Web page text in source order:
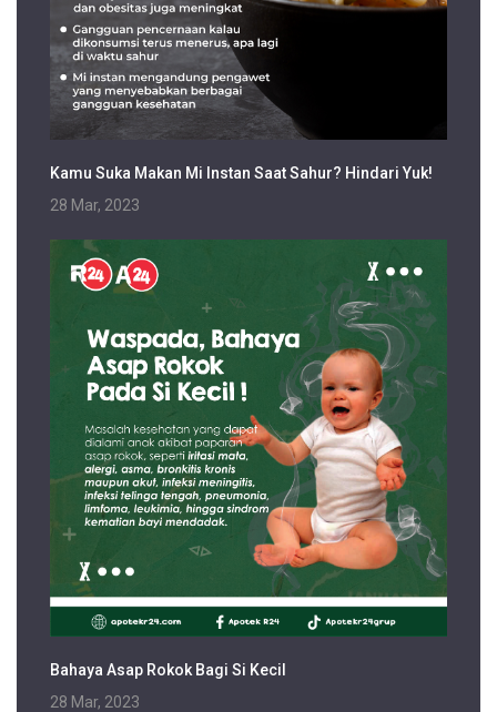
Kamu Suka Makan Mi Instan Saat Sahur? Hindari Yuk!
28 Mar, 2023
Bahaya Asap Rokok Bagi Si Kecil
28 Mar, 2023